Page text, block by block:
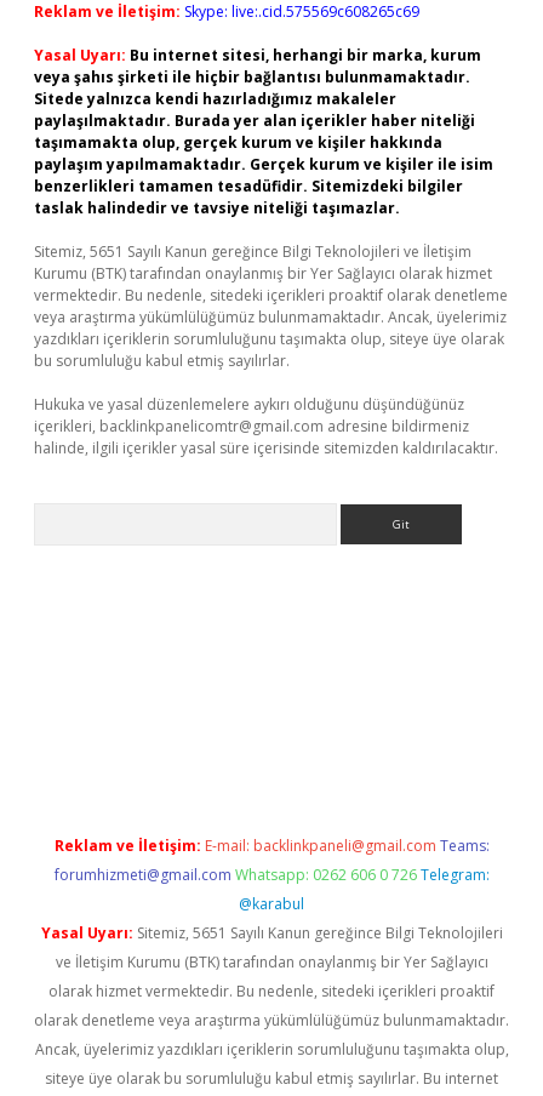
Reklam ve İletişim: Skype: live:.cid.575569c608265c69
Yasal Uyarı: Bu internet sitesi, herhangi bir marka, kurum
veya şahıs şirketi ile hiçbir bağlantısı bulunmamaktadır.
Sitede yalnızca kendi hazırladığımız makaleler
paylaşılmaktadır. Burada yer alan içerikler haber niteliği
taşımamakta olup, gerçek kurum ve kişiler hakkında
paylaşım yapılmamaktadır. Gerçek kurum ve kişiler ile isim
benzerlikleri tamamen tesadüfidir. Sitemizdeki bilgiler
taslak halindedir ve tavsiye niteliği taşımazlar.
Sitemiz, 5651 Sayılı Kanun gereğince Bilgi Teknolojileri ve İletişim
Kurumu (BTK) tarafından onaylanmış bir Yer Sağlayıcı olarak hizmet
vermektedir. Bu nedenle, sitedeki içerikleri proaktif olarak denetleme
veya araştırma yükümlülüğümüz bulunmamaktadır. Ancak, üyelerimiz
yazdıkları içeriklerin sorumluluğunu taşımakta olup, siteye üye olarak
bu sorumluluğu kabul etmiş sayılırlar.
Hukuka ve yasal düzenlemelere aykırı olduğunu düşündüğünüz
içerikleri, backlinkpanelicomtr@gmail.com adresine bildirmeniz
halinde, ilgili içerikler yasal süre içerisinde sitemizden kaldırılacaktır.
Reklam ve İletişim: E-mail: backlinkpaneli@gmail.com Teams:
forumhizmeti@gmail.com Whatsapp: 0262 606 0 726 Telegram:
@karabul
Yasal Uyarı: Sitemiz, 5651 Sayılı Kanun gereğince Bilgi Teknolojileri
ve İletişim Kurumu (BTK) tarafından onaylanmış bir Yer Sağlayıcı
olarak hizmet vermektedir. Bu nedenle, sitedeki içerikleri proaktif
olarak denetleme veya araştırma yükümlülüğümüz bulunmamaktadır.
Ancak, üyelerimiz yazdıkları içeriklerin sorumluluğunu taşımakta olup,
siteye üye olarak bu sorumluluğu kabul etmiş sayılırlar. Bu internet